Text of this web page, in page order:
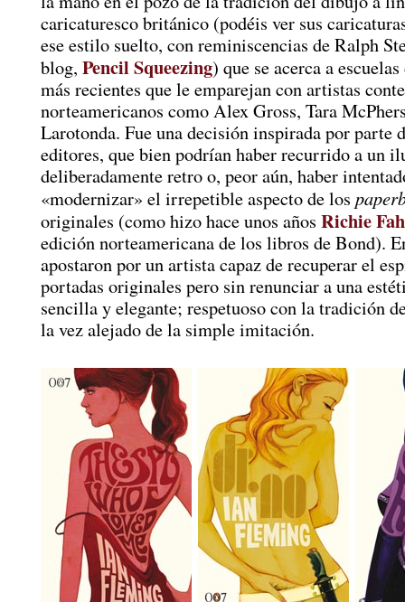
caricaturesco británico (podéis ver sus
ese estilo suelto, con reminiscencias de Ralph
blog, Pencil Squeezing) que se acerca a
más recientes que le emparejan con artistas
norteamericanos como Alex Gross, Tara
Larotonda. Fue una decisión inspirada por parte
editores, que bien podrían haber recurrido a un
deliberadamente retro o, peor aún, haber
«modernizar» el irrepetible aspecto de los
originales (como hizo hace unos años Richie
edición norteamericana de los libros de Bond).
apostaron por un artista capaz de recuperar el
portadas originales pero sin renunciar a una
sencilla y elegante; respetuoso con la tradición
la vez alejado de la simple imitación.